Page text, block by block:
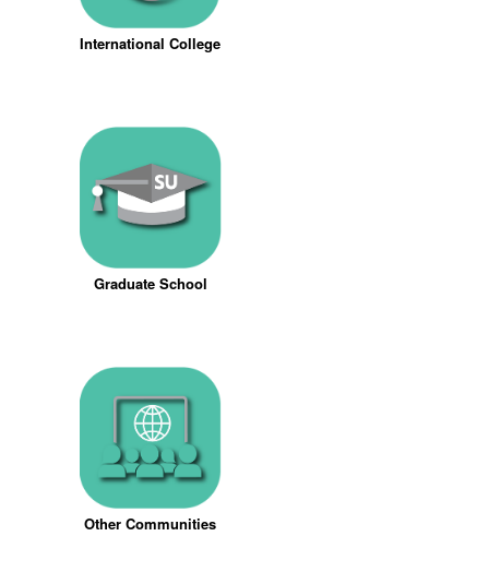
International College
Graduate School
Other Communities